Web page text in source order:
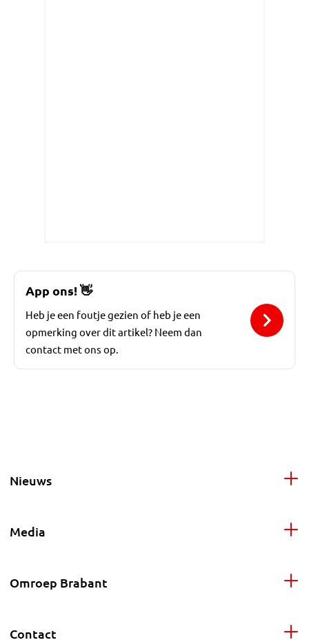
App ons!👋
Heb je een foutje gezien of heb je een
opmerking over dit artikel? Neem dan
contact met ons op.
Nieuws
Media
Omroep Brabant
Contact